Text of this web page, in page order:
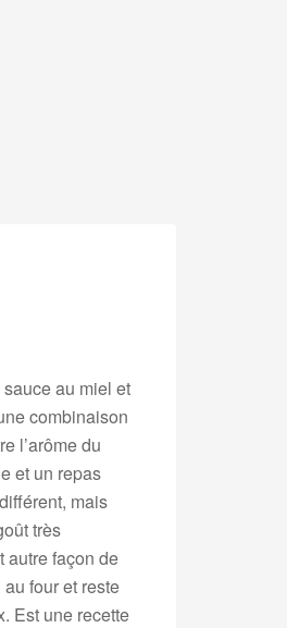
au miel et
combinaison
l’arôme du
et un repas
mais
très
autre façon de
four et reste
Est une recette